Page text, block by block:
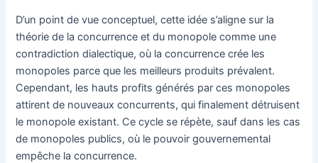
D’un point de vue conceptuel, cette idée s’aligne sur la
théorie de la concurrence et du monopole comme une
contradiction dialectique, où la concurrence crée les
monopoles parce que les meilleurs produits prévalent.
Cependant, les hauts profits générés par ces monopoles
attirent de nouveaux concurrents, qui finalement détruisent
le monopole existant. Ce cycle se répète, sauf dans les cas
de monopoles publics, où le pouvoir gouvernemental
empêche la concurrence.